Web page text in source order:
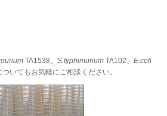
TA1538、 S.typhimurium TA102、 E.coli
いてもお気軽にご相談ください。